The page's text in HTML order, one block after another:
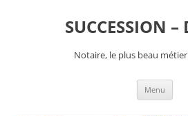
SUCCESSION –
Notaire, le plus beau
Menu